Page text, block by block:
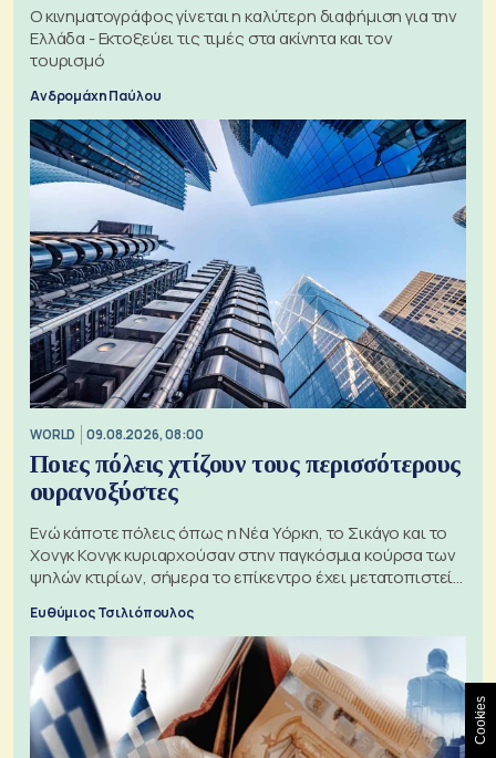
Ο κινηματογράφος γίνεται η καλύτερη διαφήμιση για την
Ελλάδα - Εκτοξεύει τις τιμές στα ακίνητα και τον
τουρισμό
Ανδρομάχη Παύλου
WORLD 09.08.2026, 08:00
Ποιες πόλεις χτίζουν τους περισσότερους
ουρανοξύστες
Ενώ κάποτε πόλεις όπως η Νέα Υόρκη, το Σικάγο και το
Χονγκ Κονγκ κυριαρχούσαν στην παγκόσμια κούρσα των
ψηλών κτιρίων, σήμερα το επίκεντρο έχει μετατοπιστεί
Ευθύμιος Τσιλιόπουλος
Cookies